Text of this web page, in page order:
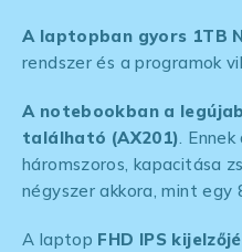
A laptopban gyors 1TB
rendszer és a programok
A notebookban a
található (AX201).
háromszoros, kapacitása
négyszer akkora, mint egy
A laptop FHD IPS